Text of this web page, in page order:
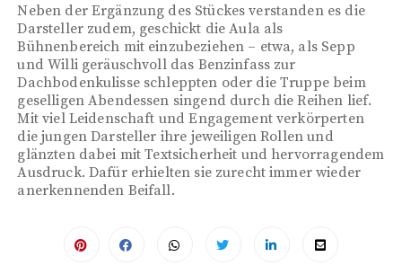
Neben der Ergänzung des Stückes verstanden es die
Darsteller zudem, geschickt die Aula als
Bühnenbereich mit einzubeziehen – etwa, als Sepp
und Willi geräuschvoll das Benzinfass zur
Dachbodenkulisse schleppten oder die Truppe beim
geselligen Abendessen singend durch die Reihen lief.
Mit viel Leidenschaft und Engagement verkörperten
die jungen Darsteller ihre jeweiligen Rollen und
glänzten dabei mit Textsicherheit und hervorragendem
Ausdruck. Dafür erhielten sie zurecht immer wieder
anerkennenden Beifall.